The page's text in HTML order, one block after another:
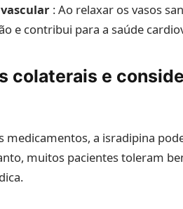
: Ao relaxar os vasos
e contribui para a saúde
colaterais e
medicamentos, a isradipina
muitos pacientes toleram